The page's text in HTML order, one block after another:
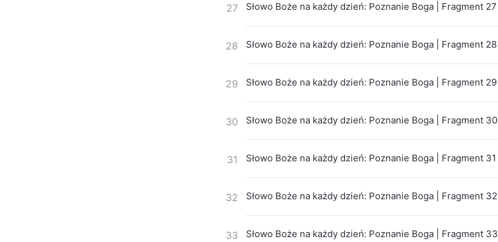
27 Słowo Boże na każdy dzień: Poznanie Boga | Fragment 27
28 Słowo Boże na każdy dzień: Poznanie Boga | Fragment 28
29 Słowo Boże na każdy dzień: Poznanie Boga | Fragment 29
30 Słowo Boże na każdy dzień: Poznanie Boga | Fragment 30
31 Słowo Boże na każdy dzień: Poznanie Boga | Fragment 31
32 Słowo Boże na każdy dzień: Poznanie Boga | Fragment 32
33 Słowo Boże na każdy dzień: Poznanie Boga | Fragment 33